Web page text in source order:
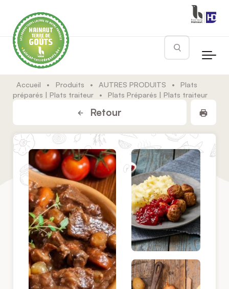
Rechercher
Accueil • Produits • AUTRES PRODUITS •
Plats
préparés | Plats traiteur
• Plats Préparés | Plats traiteur
Retour